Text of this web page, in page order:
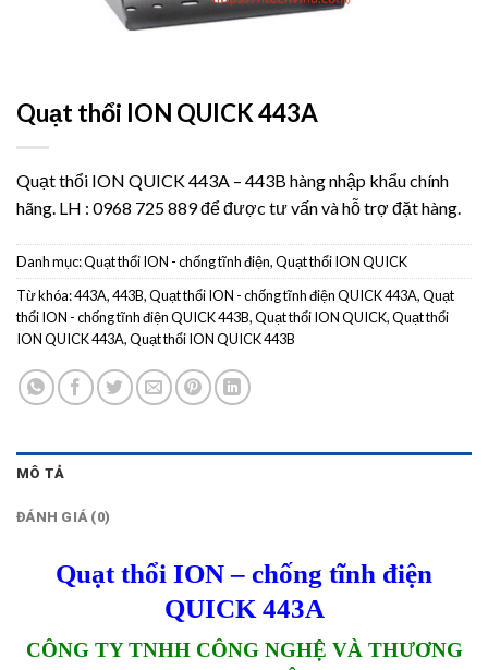
Quạt thổi ION QUICK 443A
Quạt thổi ION QUICK 443A – 443B hàng nhập khẩu chính
hãng. LH : 0968 725 889 để được tư vấn và hỗ trợ đặt hàng.
Danh mục:Quạt thổi ION - chống tĩnh điện,Quạt thổi ION QUICK
Từ khóa:443A,443B,Quạt thổi ION - chống tĩnh điện QUICK 443A,Quạt
thổi ION - chống tĩnh điện QUICK 443B,Quạt thổi ION QUICK,Quạt thổi
ION QUICK 443A,Quạt thổi ION QUICK 443B
MÔ TẢ
ĐÁNH GIÁ (0)
Quạt thổi ION – chống tĩnh điện
QUICK 443A
CÔNG TY TNHH CÔNG NGHỆ VÀ THƯƠNG